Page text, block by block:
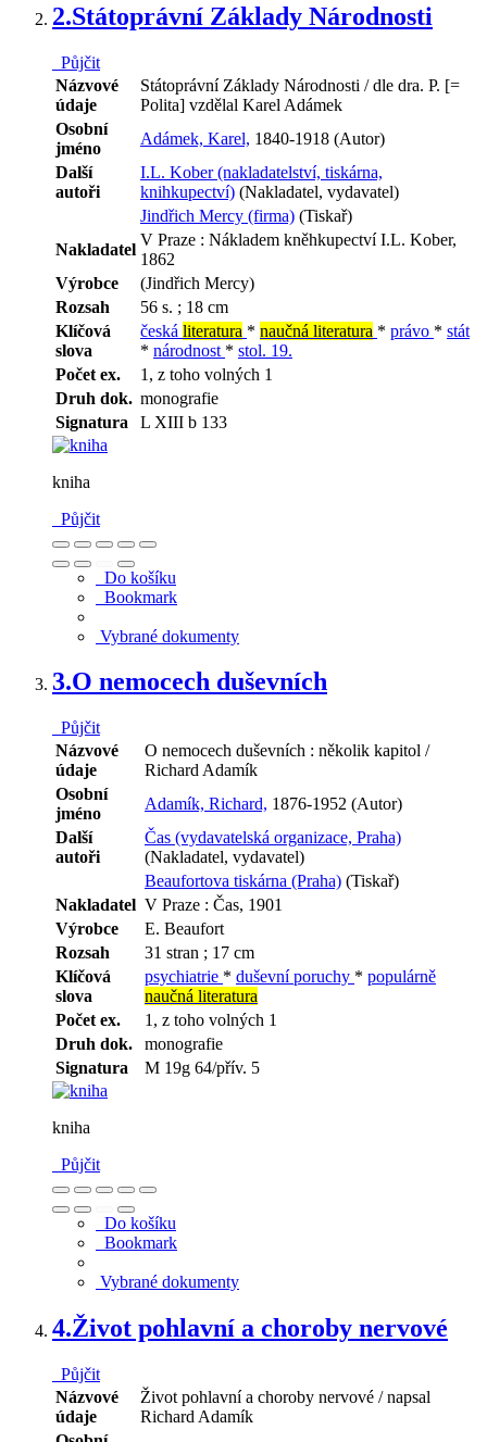
2.Státoprávní Základy Národnosti
Půjčit
Názvové
údaje
Státoprávní Základy Národnosti / dle dra. P. [=
Polita] vzdělal Karel Adámek
Osobní
jméno
Adámek, Karel, 1840-1918 (Autor)
Další
autoři
I.L. Kober (nakladatelství, tiskárna,
knihkupectví) (Nakladatel, vydavatel)
Jindřich Mercy (firma) (Tiskař)
Nakladatel
V Praze : Nákladem kněhkupectví I.L. Kober,
1862
Výrobce
(Jindřich Mercy)
Rozsah
56 s. ; 18 cm
Klíčová
slova
česká literatura * naučná literatura * právo * stát
* národnost * stol. 19.
Počet ex.
1, z toho volných 1
Druh dok. monografie
Signatura
L XIII b 133
kniha
Půjčit
Do košíku
Bookmark
Vybrané dokumenty
3.O nemocech duševních
Půjčit
Názvové
údaje
O nemocech duševních : několik kapitol /
Richard Adamík
Osobní
jméno
Adamík, Richard, 1876-1952 (Autor)
Další
autoři
Čas (vydavatelská organizace, Praha)
(Nakladatel, vydavatel)
Beaufortova tiskárna (Praha) (Tiskař)
Nakladatel V Praze : Čas, 1901
Výrobce
E. Beaufort
Rozsah
31 stran ; 17 cm
Klíčová
slova
psychiatrie * duševní poruchy * populárně
naučná literatura
Počet ex.
1, z toho volných 1
Druh dok.
monografie
Signatura
M 19g 64/přív. 5
kniha
Půjčit
Do košíku
Bookmark
Vybrané dokumenty
4.Život pohlavní a choroby nervové
Půjčit
Názvové
údaje
Život pohlavní a choroby nervové / napsal
Richard Adamík